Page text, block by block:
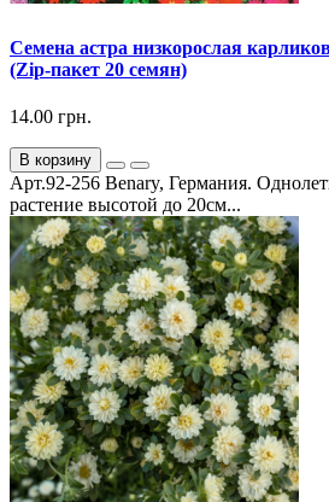
Семена астра низкорослая
(Zip-пакет 20 семян)
14.00 грн.
В корзину
Арт.92-256 Benary, Германия.
растение высотой до 20см...